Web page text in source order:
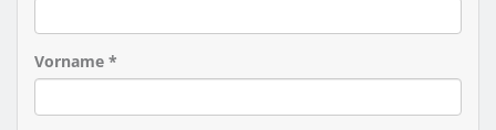
Vorname *